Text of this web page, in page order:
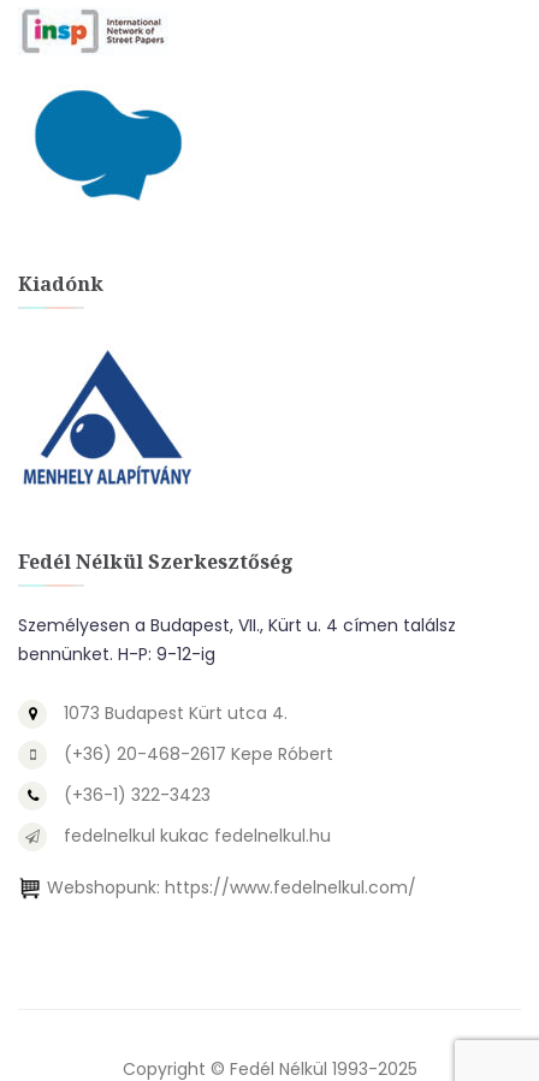
Kiadónk
Fedél Nélkül Szerkesztőség
Személyesen a Budapest, VII., Kürt u. 4 címen találsz
bennünket. H-P: 9-12-ig
1073 Budapest Kürt utca 4.
(+36) 20-468-2617 Kepe Róbert
(+36-1) 322-3423
fedelnelkul kukac fedelnelkul.hu
Webshopunk: https://www.fedelnelkul.com/
Copyright © Fedél Nélkül 1993-2025